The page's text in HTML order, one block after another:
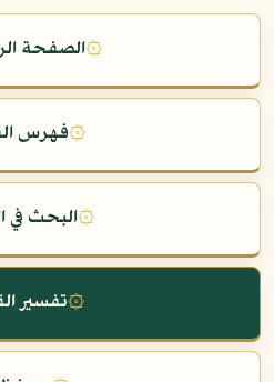
۞الصفحة
۞فهرس
۞البحث في
۞تفسير